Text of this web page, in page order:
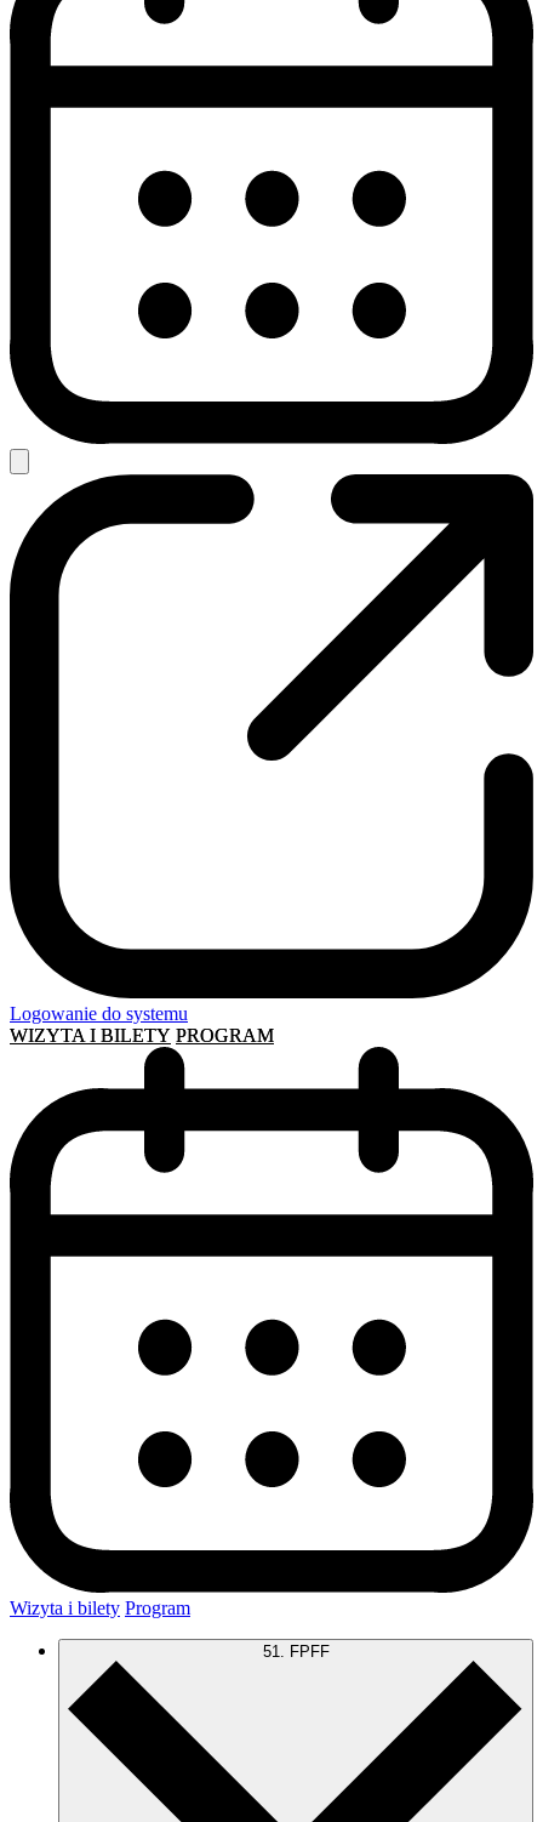
Logowanie do systemu
WIZYTA I BILETY PROGRAM
Wizyta i bilety Program
51. FPFF